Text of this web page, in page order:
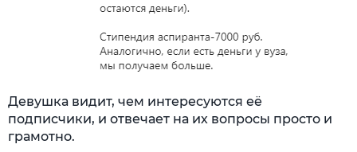
Девушка видит, чем интересуются её
подписчики, и отвечает на их вопросы просто и
грамотно.